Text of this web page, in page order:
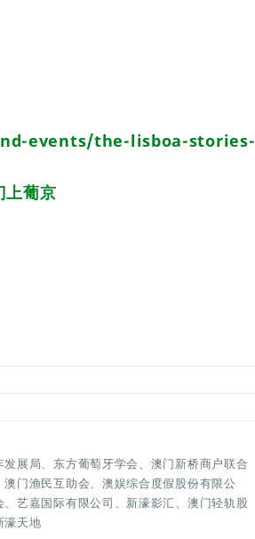
events/the-lisboa-stories-
葡京
展局、东方葡萄牙学会、澳门新桥商户联合
门渔民互助会、澳娱综合度假股份有限公
艺嘉国际有限公司、新濠影汇、澳门轻轨股
濠天地